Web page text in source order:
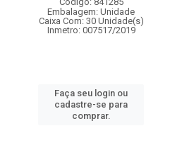
Embalagem: Unidade
Caixa Com: 30 Unidade(s)
Inmetro: 007517/2019
Faça seu login ou
cadastre-se para
comprar.